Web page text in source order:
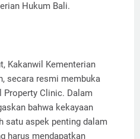
Hukum Bali.
Kakanwil Kementerian
secara resmi membuka
Clinic. Dalam
bahwa kekayaan
satu aspek penting dalam
harus mendapatkan